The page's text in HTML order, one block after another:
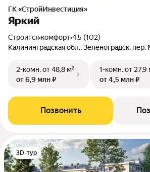
ГК «СтройИнвестиция»
Яркий
Строится•комфорт•4.5 (102)
Калининградская обл., Зеленоградск, пер.
2-комн.от 48,8 м²
от 6,9 млн ₽
1-комн.от 27,9
от 4,5 млн ₽
Позвонить
3D-тур